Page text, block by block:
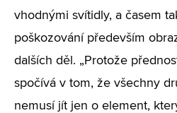
vhodnými svítidly, a časem
poškozování především
dalších děl. „Protože
spočívá v tom, že všechny
nemusí jít jen o element,